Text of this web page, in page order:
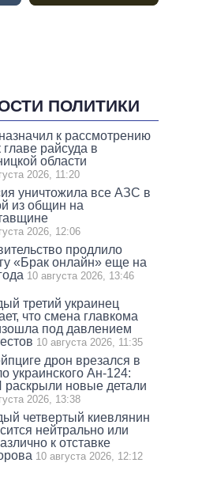
ПОЛИТИКИ
к рассмотрению
главе райсуда в
области
2026, 11:20
уничтожила все АЗС в
из общин на
2026, 12:06
продлило
«Брак онлайн» еще на
10 августа 2026, 13:46
третий украинец
что смена главкома
под давлением
10 августа 2026, 11:35
дрон врезался в
украинского Ан-124:
новые детали
2026, 13:38
четвертый киевлянин
нейтрально или
к отставке
10 августа 2026, 12:12